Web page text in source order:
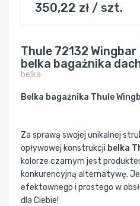
350,22 zł / szt.
Thule 72132
belka bagażnika
belka
Belka bagażnika Thule
Za sprawą swojej unikalnej
opływowej konstrukcji belka
kolorze czarnym jest
konkurencyjną alternatywę.
efektownego i prostego w
dla Ciebie!